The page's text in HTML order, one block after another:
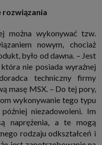
usług. Masz również
istnienia podstawy do ich
zgody do momentu jej
Twojej strony ograniczających
do wykonania umowy, przez
przedawnienia roszczeń z niej
10 lat), a w przypadku, gdy
sprzeciwu.
dane podwykonawcom IT,
etc. Zrobią to jedynie na
danych zobowiązującej
danych i niekorzystania z
rozwiązania
można wykonywać tzw.
nowym, chociaż
było od dawna. – Jest
nie posiada wyraźnej
techniczny firmy
masę MSX. – Do tej pory,
wykonywanie tego typu
niezadowoleni. Im
naprężenia, a te mogą
rodzaju odkształceń i